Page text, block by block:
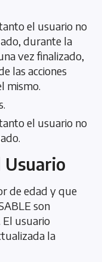
el usuario no
durante la
vez finalizado,
las acciones
mismo.
el usuario no
Usuario
de edad y que
son
usuario
la